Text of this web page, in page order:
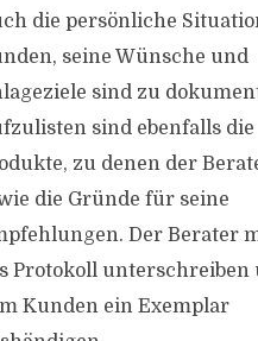
die persönliche
seine Wünsche und
sind zu
sind ebenfalls die
zu denen der
die Gründe für seine
Der Berater
Protokoll unterschreiben
Kunden ein Exemplar